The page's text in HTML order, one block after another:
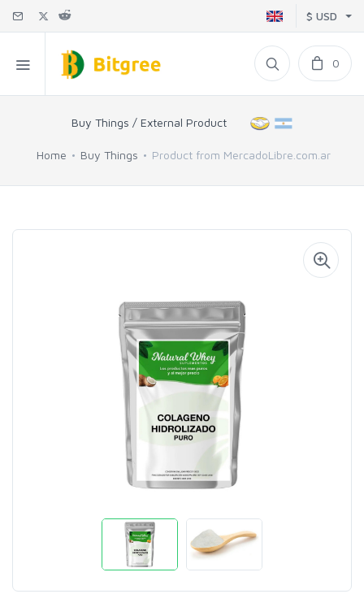
$ USD
0
Buy Things / External Product
Home Buy Things Product from MercadoLibre.com.ar